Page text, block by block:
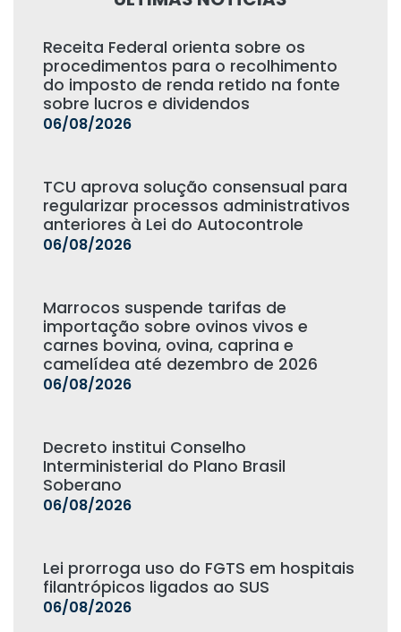
Receita Federal orienta sobre os
procedimentos para o recolhimento
do imposto de renda retido na fonte
sobre lucros e dividendos
06/08/2026
TCU aprova solução consensual para
regularizar processos administrativos
anteriores à Lei do Autocontrole
06/08/2026
Marrocos suspende tarifas de
importação sobre ovinos vivos e
carnes bovina, ovina, caprina e
camelídea até dezembro de 2026
06/08/2026
Decreto institui Conselho
Interministerial do Plano Brasil
Soberano
06/08/2026
Lei prorroga uso do FGTS em hospitais
filantrópicos ligados ao SUS
06/08/2026